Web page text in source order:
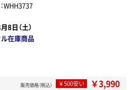
WHH3737
8日（土）
在庫商品
販売価格（税込） ￥500安い ￥3,990